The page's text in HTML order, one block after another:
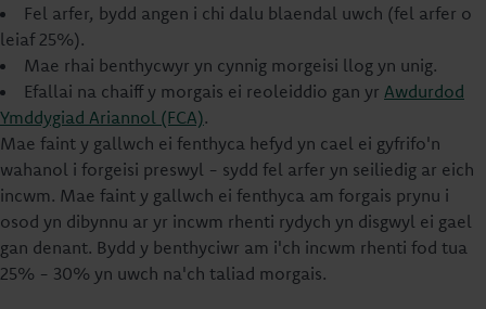
Fel arfer, bydd angen i chi dalu blaendal uwch (fel arfer o
leiaf 25%).
Mae rhai benthycwyr yn cynnig morgeisi llog yn unig.
Efallai na chaiff y morgais ei reoleiddio gan yr Awdurdod
Ymddygiad Ariannol (FCA).
Mae faint y gallwch ei fenthyca hefyd yn cael ei gyfrifo'n
wahanol i forgeisi preswyl - sydd fel arfer yn seiliedig ar eich
incwm. Mae faint y gallwch ei fenthyca am forgais prynu i
osod yn dibynnu ar yr incwm rhenti rydych yn disgwyl ei gael
gan denant. Bydd y benthyciwr am i'ch incwm rhenti fod tua
25% - 30% yn uwch na'ch taliad morgais.